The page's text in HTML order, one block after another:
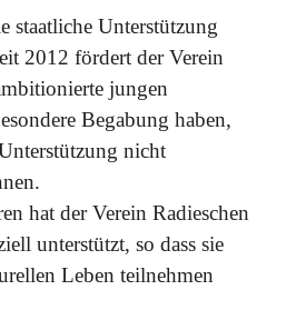
staatliche Unterstützung
2012 fördert der Verein
jungen
Begabung haben,
nicht
hat der Verein Radieschen
unterstützt, so dass sie
Leben teilnehmen